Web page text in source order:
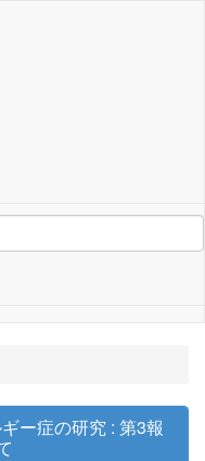
ー症の研究 : 第3報